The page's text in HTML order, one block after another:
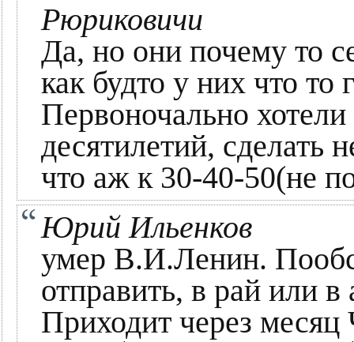
Рюриковичи
Да, но они почему то
как будто у них что
Первоночально хотели
десятилетий, сделать
что аж к 30-40-50(не
Юрий Ильенков
умер В.И.Ленин.
отправить, в рай или
Приходит через месяц